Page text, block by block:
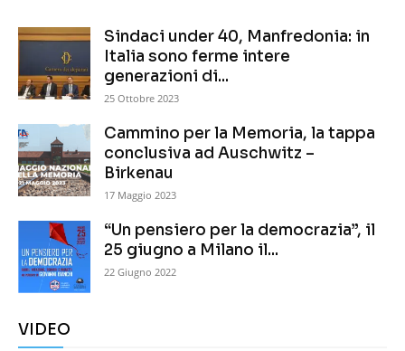
Sindaci under 40, Manfredonia: in
Italia sono ferme intere
generazioni di...
25 Ottobre 2023
Cammino per la Memoria, la tappa
conclusiva ad Auschwitz –
Birkenau
17 Maggio 2023
“Un pensiero per la democrazia”, il
25 giugno a Milano il...
22 Giugno 2022
VIDEO